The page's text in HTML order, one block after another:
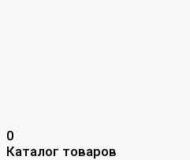
0
Каталог товаров